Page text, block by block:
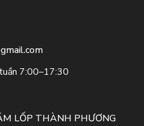
7:00–17:30
LỐP THÀNH PHƯƠNG